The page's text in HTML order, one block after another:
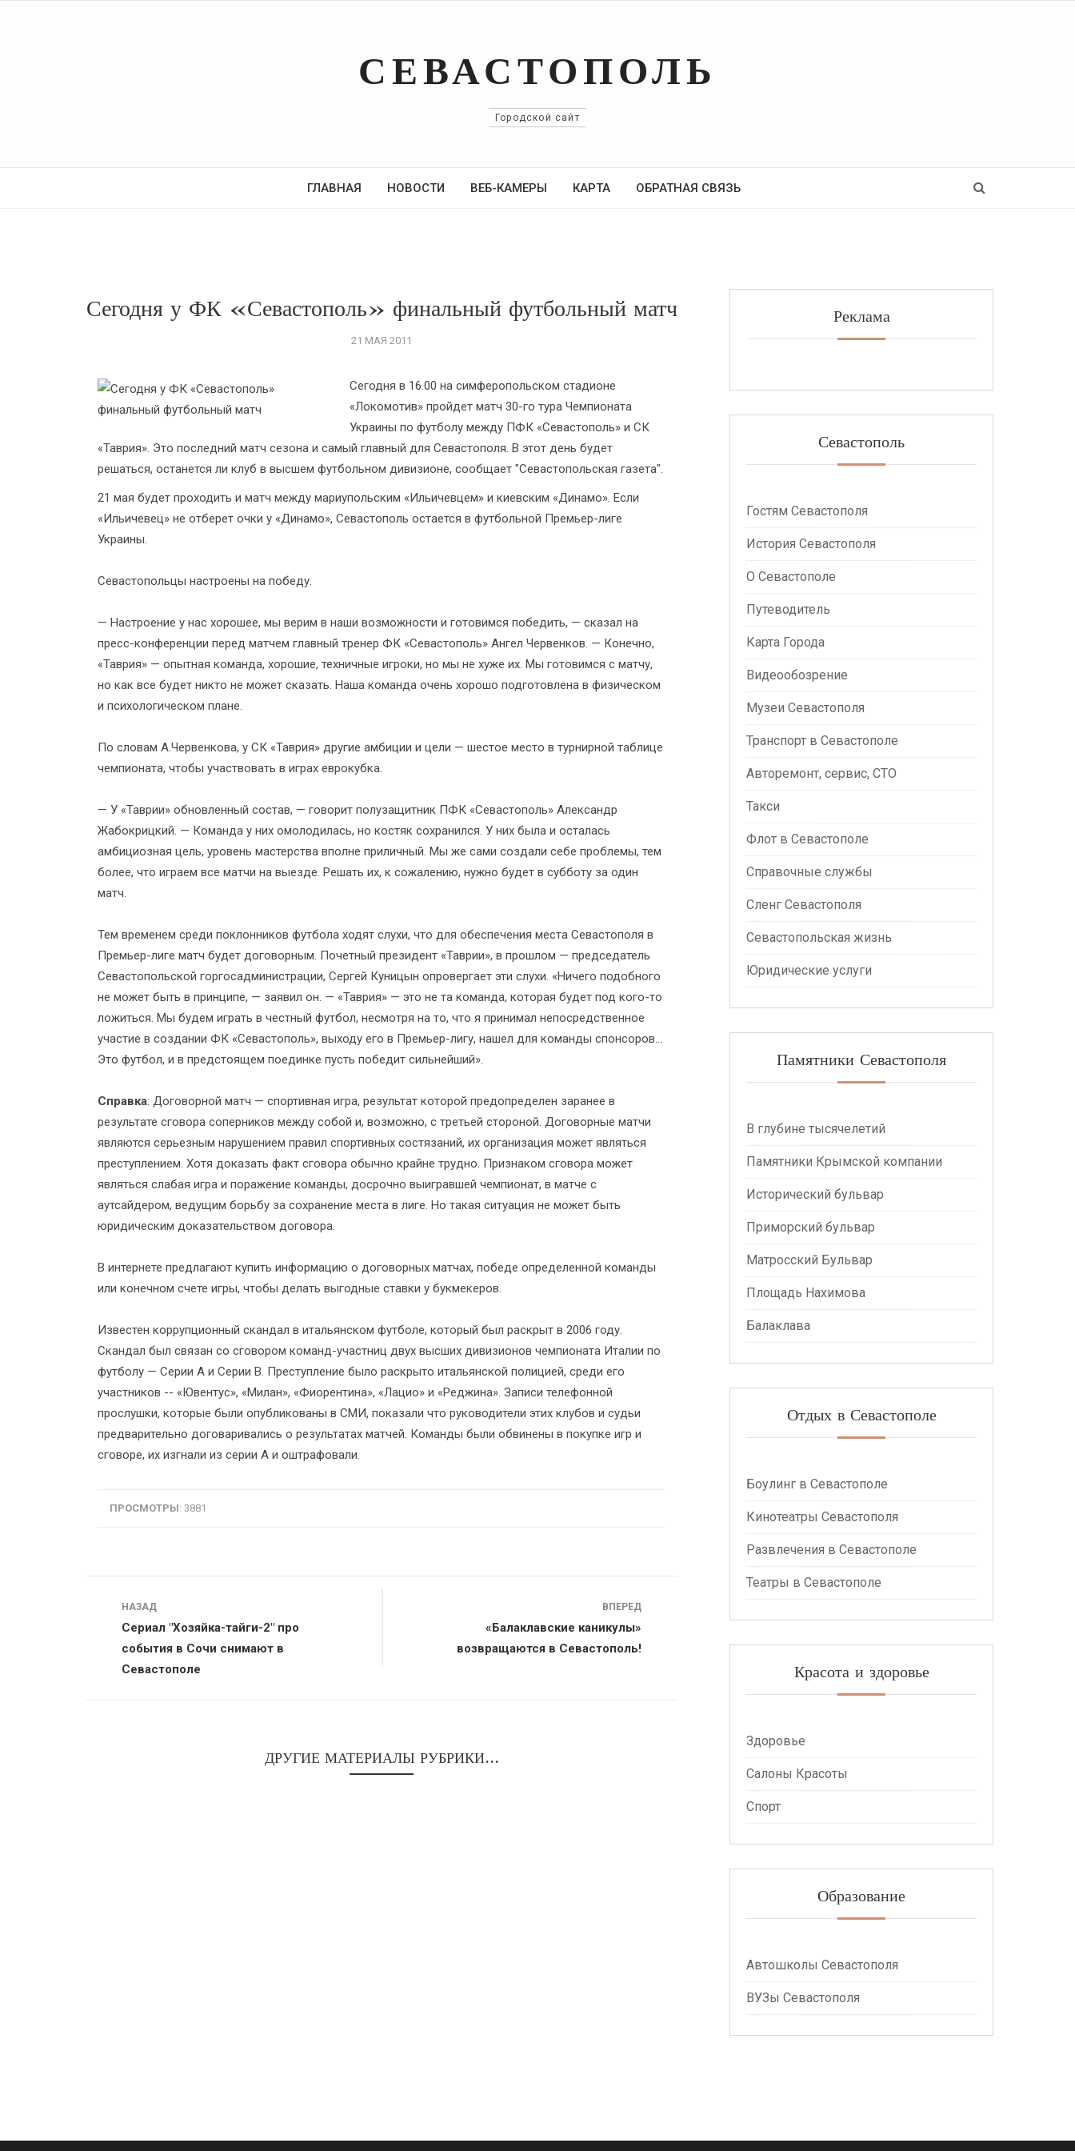
СЕВАСТОПОЛЬ
Городской сайт
ГЛАВНАЯ НОВОСТИ ВЕБ-КАМЕРЫ КАРТА ОБРАТНАЯ СВЯЗЬ
Сегодня у ФК «Севастополь» финальный футбольный матч
21 МАЯ 2011
Сегодня в 16.00 на симферопольском стадионе
«Локомотив» пройдет матч 30-го тура Чемпионата
Украины по футболу между ПФК «Севастополь» и СК
«Таврия». Это последний матч сезона и самый главный для Севастополя. В этот день будет
решаться, останется ли клуб в высшем футбольном дивизионе, сообщает "Севастопольская газета".
21 мая будет проходить и матч между мариупольским «Ильичевцем» и киевским «Динамо». Если
«Ильичевец» не отберет очки у «Динамо», Севастополь остается в футбольной Премьер-лиге
Украины.
Севастопольцы настроены на победу.
— Настроение у нас хорошее, мы верим в наши возможности и готовимся победить, — сказал на
пресс-конференции перед матчем главный тренер ФК «Севастополь» Ангел Червенков. — Конечно,
«Таврия» — опытная команда, хорошие, техничные игроки, но мы не хуже их. Мы готовимся с матчу,
но как все будет никто не может сказать. Наша команда очень хорошо подготовлена в физическом
и психологическом плане.
По словам А.Червенкова, у СК «Таврия» другие амбиции и цели — шестое место в турнирной таблице
чемпионата, чтобы участвовать в играх еврокубка.
— У «Таврии» обновленный состав, — говорит полузащитник ПФК «Севастополь» Александр
Жабокрицкий. — Команда у них омолодилась, но костяк сохранился. У них была и осталась
амбициозная цель, уровень мастерства вполне приличный. Мы же сами создали себе проблемы, тем
более, что играем все матчи на выезде. Решать их, к сожалению, нужно будет в субботу за один
матч.
Тем временем среди поклонников футбола ходят слухи, что для обеспечения места Севастополя в
Премьер-лиге матч будет договорным. Почетный президент «Таврии», в прошлом — председатель
Севастопольской горгосадминистрации, Сергей Куницын опровергает эти слухи. «Ничего подобного
не может быть в принципе, — заявил он. — «Таврия» — это не та команда, которая будет под кого-то
ложиться. Мы будем играть в честный футбол, несмотря на то, что я принимал непосредственное
участие в создании ФК «Севастополь», выходу его в Премьер-лигу, нашел для команды спонсоров...
Это футбол, и в предстоящем поединке пусть победит сильнейший».
Справка: Договорной матч — спортивная игра, результат которой предопределен заранее в
результате сговора соперников между собой и, возможно, с третьей стороной. Договорные матчи
являются серьезным нарушением правил спортивных состязаний, их организация может являться
преступлением. Хотя доказать факт сговора обычно крайне трудно. Признаком сговора может
являться слабая игра и поражение команды, досрочно выигравшей чемпионат, в матче с
аутсайдером, ведущим борьбу за сохранение места в лиге. Но такая ситуация не может быть
юридическим доказательством договора.
В интернете предлагают купить информацию о договорных матчах, победе определенной команды
или конечном счете игры, чтобы делать выгодные ставки у букмекеров.
Известен коррупционный скандал в итальянском футболе, который был раскрыт в 2006 году.
Скандал был связан со сговором команд-участниц двух высших дивизионов чемпионата Италии по
футболу — Серии A и Серии B. Преступление было раскрыто итальянской полицией, среди его
участников -- «Ювентус», «Милан», «Фиорентина», «Лацио» и «Реджина». Записи телефонной
прослушки, которые были опубликованы в СМИ, показали что руководители этих клубов и судьи
предварительно договаривались о результатах матчей. Команды были обвинены в покупке игр и
сговоре, их изгнали из серии А и оштрафовали.
ПРОСМОТРЫ: 3881
Навигация
НАЗАД
Сериал "Хозяйка-тайги-2" про
события в Сочи снимают в
Севастополе
ВПЕРЕД
«Балаклавские каникулы»
возвращаются в Севастополь!
ДРУГИЕ МАТЕРИАЛЫ РУБРИКИ...
Реклама
Севастополь
Гостям Севастополя
История Севастополя
О Севастополе
Путеводитель
Карта Города
Видеообозрение
Музеи Севастополя
Транспорт в Севастополе
Авторемонт, сервис, СТО
Такси
Флот в Севастополе
Справочные службы
Сленг Севастополя
Севастопольская жизнь
Юридические услуги
Памятники Севастополя
В глубине тысячелетий
Памятники Крымской компании
Исторический бульвар
Приморский бульвар
Матросский Бульвар
Площадь Нахимова
Балаклава
Отдых в Севастополе
Боулинг в Севастополе
Кинотеатры Севастополя
Развлечения в Севастополе
Театры в Севастополе
Красота и здоровье
Здоровье
Салоны Красоты
Спорт
Образование
Автошколы Севастополя
ВУЗы Севастополя